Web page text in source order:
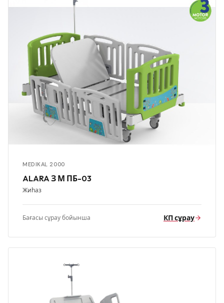
MEDIKAL 2000
ALARA З М ПБ-03
Жиһаз
Бағасы сұрау бойынша КП сұрау